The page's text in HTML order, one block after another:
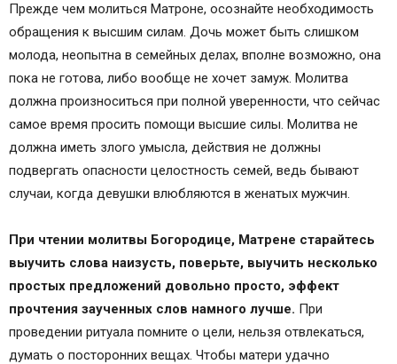
Молитва Великомученице Екатерине о
замужестве
Также о благополучном замужестве молятся
Молитвы Великомученице Параскеве Пятнице
Праведному Филарету Милостивому
Неусыпаемая псалтирь
Молитва Блаженной Ксении Петербуржской о
замужестве
Молитва благоверному князю Петру, в
иночестве Евфросинии, Муромским
Церковные требы в православных храмах
Иерусалима
Молитва девицы о супружестве (о хороших
Прежде чем молиться Матроне, осознайте необходимость
обращения к высшим силам. Дочь может быть слишком
молода, неопытна в семейных делах, вполне возможно, она
пока не готова, либо вообще не хочет замуж. Молитва
должна произноситься при полной уверенности, что сейчас
самое время просить помощи высшие силы. Молитва не
должна иметь злого умысла, действия не должны
подвергать опасности целостность семей, ведь бывают
случаи, когда девушки влюбляются в женатых мужчин.
При чтении молитвы Богородице, Матрене старайтесь
выучить слова наизусть, поверьте, выучить несколько
простых предложений довольно просто, эффект
прочтения заученных слов намного лучше. При
проведении ритуала помните о цели, нельзя отвлекаться,
думать о посторонних вещах. Чтобы матери удачно